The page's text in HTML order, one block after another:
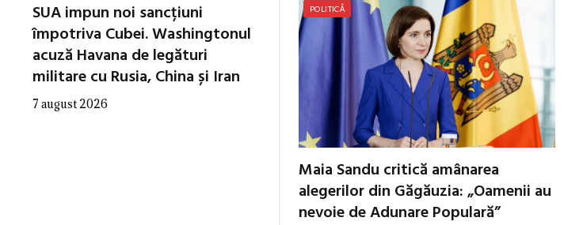
SUA impun noi sancțiuni
împotriva Cubei. Washingtonul
acuză Havana de legături
militare cu Rusia, China și Iran
7 august 2026
POLITICĂ
Maia Sandu critică amânarea
alegerilor din Găgăuzia: „Oamenii au
nevoie de Adunare Populară”